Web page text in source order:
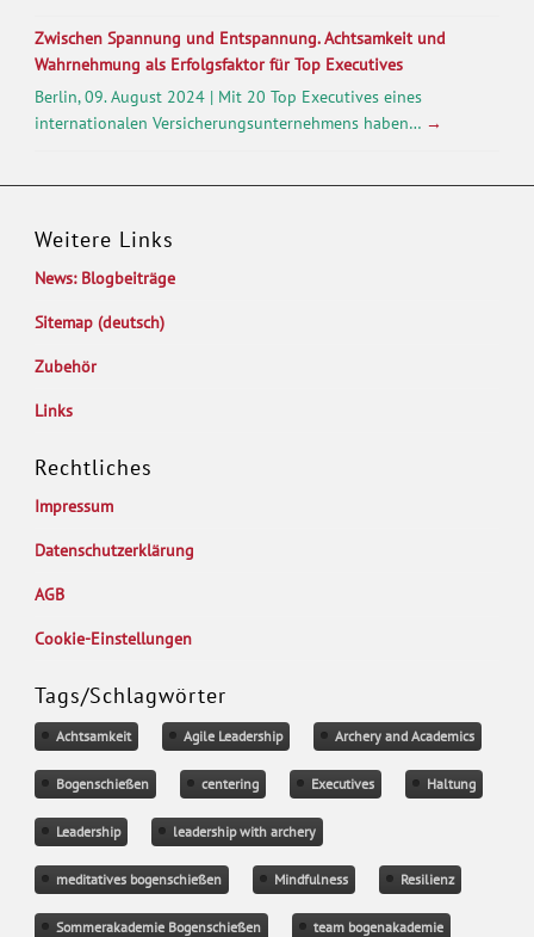
Zwischen Spannung und Entspannung. Achtsamkeit und
Wahrnehmung als Erfolgsfaktor für Top Executives
Berlin, 09. August 2024 | Mit 20 Top Executives eines
internationalen Versicherungsunternehmens haben… →
Weitere Links
News: Blogbeiträge
Sitemap (deutsch)
Zubehör
Links
Rechtliches
Impressum
Datenschutzerklärung
AGB
Cookie-Einstellungen
Tags/Schlagwörter
Achtsamkeit Agile Leadership Archery and Academics
Bogenschießen centering Executives Haltung
Leadership leadership with archery
meditatives bogenschießen Mindfulness Resilienz
Sommerakademie Bogenschießen team bogenakademie